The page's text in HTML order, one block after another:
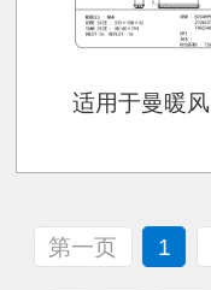
适用于曼暖风
第一页 1